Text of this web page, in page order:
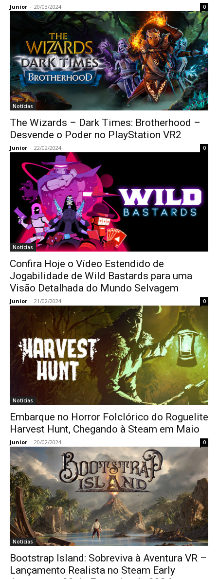
Junior - 20/03/2024 0
Notícias
The Wizards – Dark Times: Brotherhood –
Desvende o Poder no PlayStation VR2
Junior - 22/02/2024 0
Notícias
Confira Hoje o Vídeo Estendido de
Jogabilidade de Wild Bastards para uma
Visão Detalhada do Mundo Selvagem
Junior - 21/02/2024 0
Notícias
Embarque no Horror Folclórico do Roguelite
Harvest Hunt, Chegando à Steam em Maio
Junior - 20/02/2024 0
Notícias
Bootstrap Island: Sobreviva à Aventura VR –
Lançamento Realista no Steam Early